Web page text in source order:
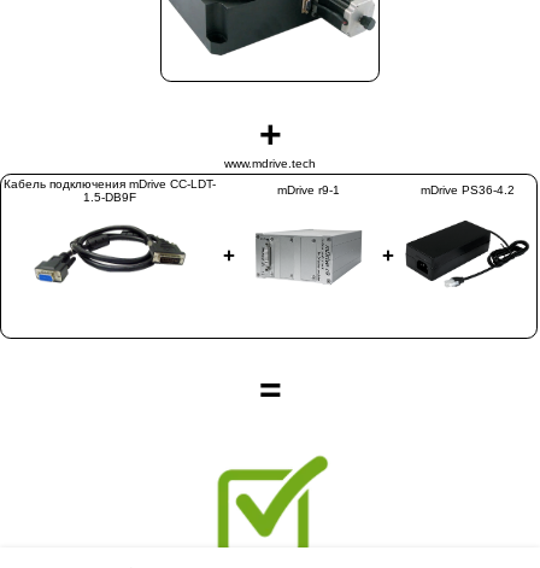
+
www.mdrive.tech
Кабель подключения mDrive CC-LDT-
1.5-DB9F
mDrive r9-1 mDrive PS36-4.2
+ +
=